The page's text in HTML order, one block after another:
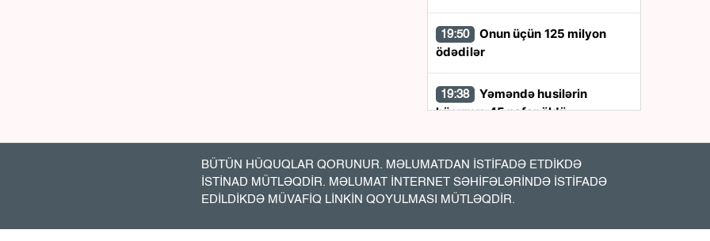
19:50
ödədilər
19:38
hücumu: 45 nəfər öldü
Liqasının oyununa təyinat aldı
Munirlə Ər-Riyada gedir
BÜTÜN HÜQUQLAR QORUNUR. MƏLUMATDAN İSTİFADƏ ETDİKDƏ
İSTİNAD MÜTLƏQDİR. MƏLUMAT İNTERNET SƏHİFƏLƏRİNDƏ İSTİFADƏ
EDİLDİKDƏ MÜVAFİQ LİNKİN QOYULMASI MÜTLƏQDİR.